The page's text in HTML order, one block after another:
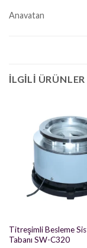
Anavatan
İLGILI ÜRÜNLER
Titreşimli Besleme
Tabanı SW-C320